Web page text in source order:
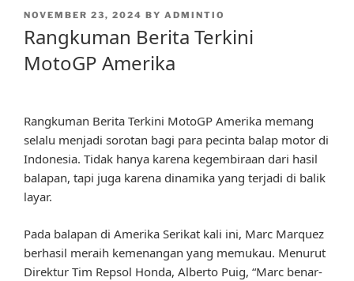
POSTED
NOVEMBER 23, 2024 BY ADMINTIO
Rangkuman Berita Terkini
MotoGP Amerika
Rangkuman Berita Terkini MotoGP Amerika memang
selalu menjadi sorotan bagi para pecinta balap motor di
Indonesia. Tidak hanya karena kegembiraan dari hasil
balapan, tapi juga karena dinamika yang terjadi di balik
layar.
Pada balapan di Amerika Serikat kali ini, Marc Marquez
berhasil meraih kemenangan yang memukau. Menurut
Direktur Tim Repsol Honda, Alberto Puig, “Marc benar-